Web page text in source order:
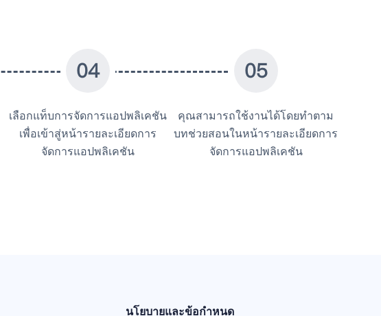
04
เลือกแท็บการจัดการแอปพลิเคชัน
เพื่อเข้าสู่หน้ารายละเอียดการ
จัดการแอปพลิเคชัน
05
คุณสามารถใช้งานได้โดยทำตาม
บทช่วยสอนในหน้ารายละเอียดการ
จัดการแอปพลิเคชัน
นโยบายและข้อกำหนด